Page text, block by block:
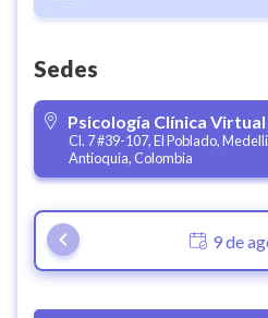
Sedes
Psicología Clínica Virtual
Cl. 7 #39-107, El Poblado,
Antioquia, Colombia
9 de